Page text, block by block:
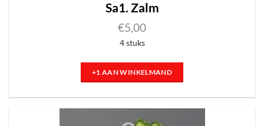
Sa1. Zalm
€5,00
4 stuks
+1 AAN WINKELMAND